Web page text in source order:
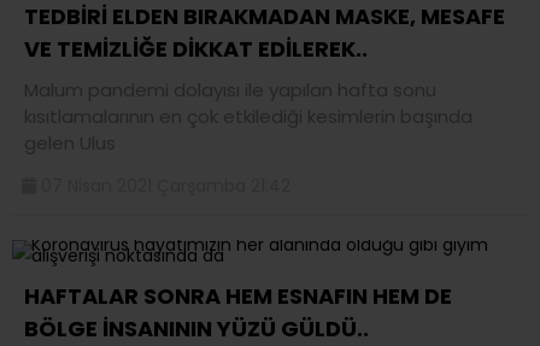
TEDBİRİ ELDEN BIRAKMADAN MASKE, MESAFE
VE TEMİZLİĞE DİKKAT EDİLEREK..
Malum pandemi dolayısı ile yapılan hafta sonu
kısıtlamalarının en çok etkilediği kesimlerin başında
gelen Ulus
HAFTALAR SONRA HEM ESNAFIN HEM DE
BÖLGE İNSANININ YÜZÜ GÜLDÜ..